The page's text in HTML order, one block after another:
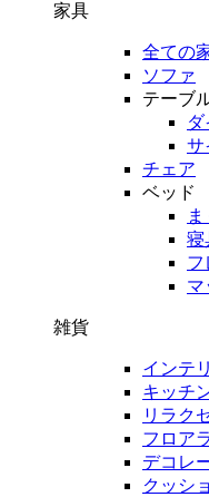
家具
全ての
ソファ
テーブ
サ
チェア
ベッド
寝
フ
マ
雑貨
インテ
キッチ
リラク
フロア
デコレ
クッシ